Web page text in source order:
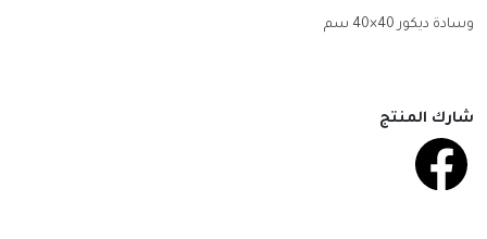
وسادة ديكور 40×40 سم
شارك المنتج